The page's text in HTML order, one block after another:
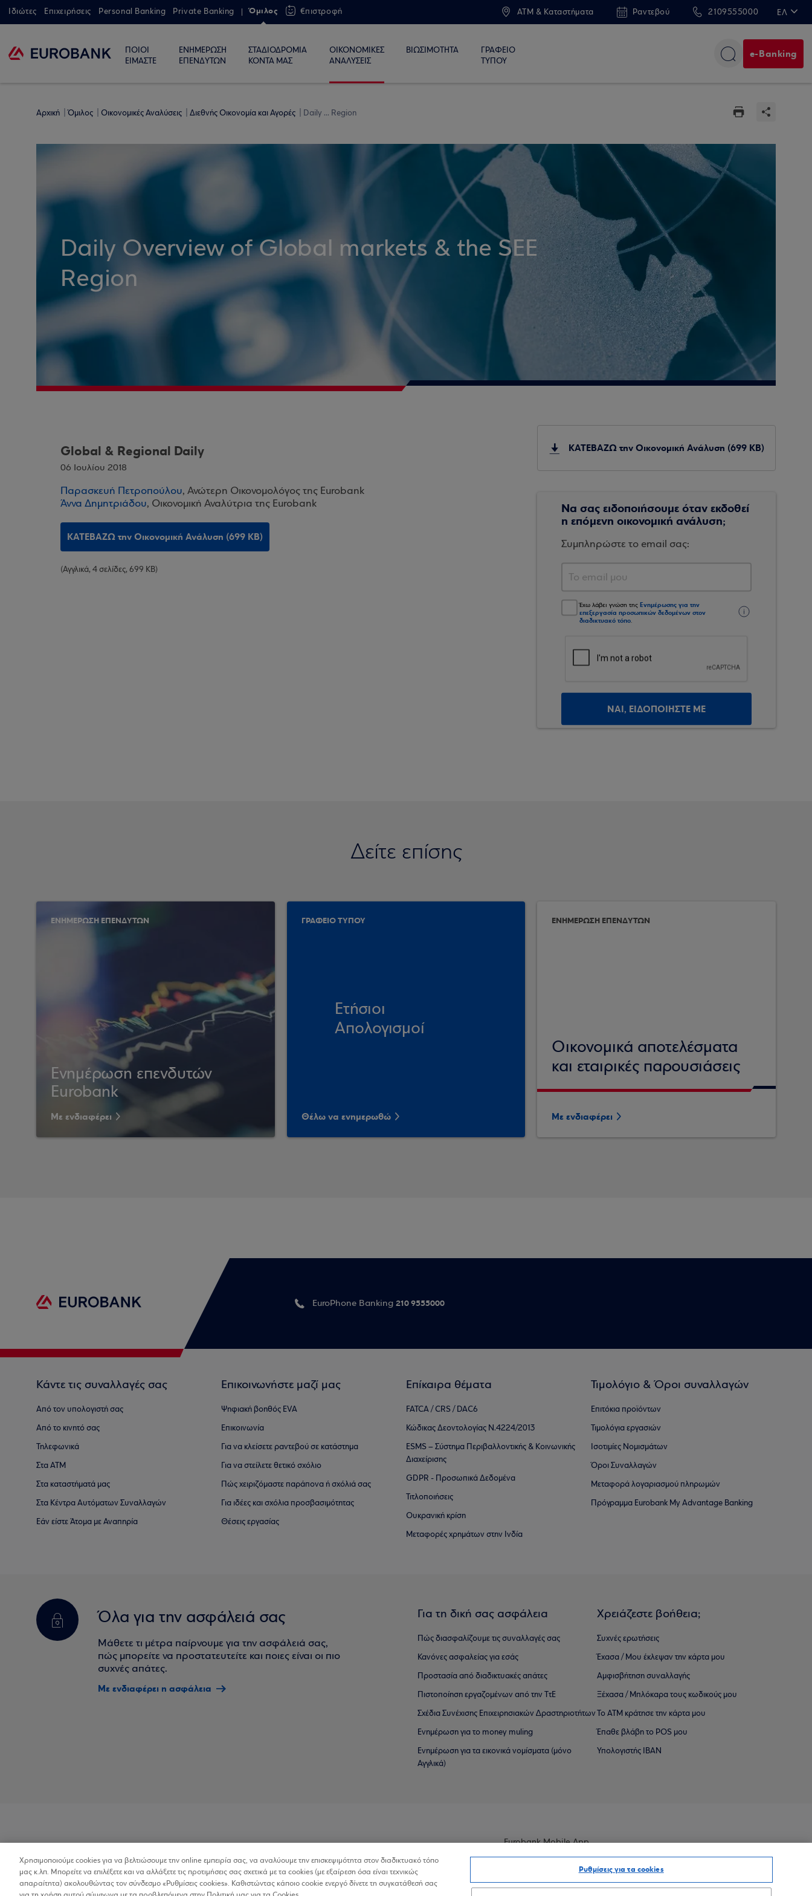
Ιδιώτες Επιχειρήσεις Personal Banking Private Banking Όμιλος €πιστροφή ATM & Καταστήματα Ραντεβού 2109555000 ΕΛ
ΠΟΙΟΙ
ΕΙΜΑΣΤΕ
ΕΝΗΜΕΡΩΣΗ
ΕΠΕΝΔΥΤΩΝ
ΣΤΑΔΙΟΔΡΟΜΙΑ
ΚΟΝΤΑ ΜΑΣ
ΟΙΚΟΝΟΜΙΚΕΣ
ΑΝΑΛΥΣΕΙΣ
ΒΙΩΣΙΜΟΤΗΤΑ
ΓΡΑΦΕΙΟ
ΤΥΠΟΥ
e-Banking
Αρχική Όμιλος Οικονομικές Αναλύσεις Διεθνής Οικονομία και Αγορές Daily ... Region
Daily Overview of Global markets & the SEE
Region
Global & Regional Daily
06 Ιουλίου 2018
Παρασκευή Πετροπούλου, Ανώτερη Οικονομολόγος της Eurobank
Άννα Δημητριάδου, Οικονομική Αναλύτρια της Eurobank
ΚΑΤΕΒΑΖΩ την Οικονομική Ανάλυση (699 KB)
(Αγγλικά, 4 σελίδες, 699 KB)
ΚΑΤΕΒΑΖΩ την Οικονομική Ανάλυση (699 KB)
Να σας ειδοποιήσουμε όταν εκδοθεί
η επόμενη οικονομική ανάλυση;
Συμπληρώστε το email σας:
Έχω λάβει γνώση της Ενημέρωσης για την
επεξεργασία προσωπικών δεδομένων στον
διαδικτυακό τόπο.
ΝΑΙ, ΕΙΔΟΠΟΙΗΣΤΕ ΜΕ
Δείτε επίσης
ΕΝΗΜΕΡΩΣΗ ΕΠΕΝΔΥΤΩΝ
Ενημέρωση επενδυτών
Eurobank
Με ενδιαφέρει
ΓΡΑΦΕΙΟ ΤΥΠΟΥ
Ετήσιοι
Απολογισμοί
Θέλω να ενημερωθώ
ΕΝΗΜΕΡΩΣΗ ΕΠΕΝΔΥΤΩΝ
Οικονομικά αποτελέσματα
και εταιρικές παρουσιάσεις
Με ενδιαφέρει
EuroPhone Banking 210 9555000
Κάντε τις συναλλαγές σας
Από τον υπολογιστή σας
Από το κινητό σας
Τηλεφωνικά
Στα ΑΤΜ
Στα καταστήματά μας
Στα Κέντρα Αυτόματων Συναλλαγών
Εάν είστε Άτομα με Αναπηρία
Επικοινωνήστε μαζί μας
Ψηφιακή βοηθός EVA
Επικοινωνία
Για να κλείσετε ραντεβού σε κατάστημα
Για να στείλετε θετικό σχόλιο
Πώς χειριζόμαστε παράπονα ή σχόλιά σας
Για ιδέες και σχόλια προσβασιμότητας
Θέσεις εργασίας
Επίκαιρα θέματα
FATCA / CRS / DAC6
Κώδικας Δεοντολογίας Ν.4224/2013
ESMS – Σύστημα Περιβαλλοντικής & Κοινωνικής
Διαχείρισης
GDPR - Προσωπικά Δεδομένα
Τιτλοποιήσεις
Ουκρανική κρίση
Μεταφορές χρημάτων στην Ινδία
Τιμολόγιο & Όροι συναλλαγών
Επιτόκια προϊόντων
Τιμολόγια εργασιών
Ισοτιμίες Νομισμάτων
Όροι Συναλλαγών
Μεταφορά λογαριασμού πληρωμών
Πρόγραμμα Eurobank My Advantage Banking
Όλα για την ασφάλειά σας
Μάθετε τι μέτρα παίρνουμε για την ασφάλειά σας,
πώς μπορείτε να προστατευτείτε και ποιες είναι οι πιο
συχνές απάτες.
Με ενδιαφέρει η ασφάλεια
Για τη δική σας ασφάλεια
Πώς διασφαλίζουμε τις συναλλαγές σας
Κανόνες ασφαλείας για εσάς
Προστασία από διαδικτυακές απάτες
Πιστοποίηση εργαζομένων από την ΤτΕ
Σχέδια Συνέχισης Επιχειρησιακών ∆ραστηριοτήτων
Ενημέρωση για το money muling
Ενημέρωση για τα εικονικά νομίσματα (μόνο
Αγγλικά)
Χρειάζεστε βοήθεια;
Συχνές ερωτήσεις
Έχασα / Μου έκλεψαν την κάρτα μου
Αμφισβήτηση συναλλαγής
Ξέχασα / Μπλόκαρα τους κωδικούς μου
Το ΑΤΜ κράτησε την κάρτα μου
Έπαθε βλάβη το POS μου
Υπολογιστής IBAN
Προσβασιμότητα
Eurobank Mobile App
Χρησιμοποιούμε cookies για να βελτιώσουμε την online εμπειρία σας, να αναλύουμε την επισκεψιμότητα στον διαδικτυακό τόπο
μας κ.λπ. Μπορείτε να επιλέξετε και να αλλάξετε τις προτιμήσεις σας σχετικά με τα cookies (με εξαίρεση όσα είναι τεχνικώς
απαραίτητα) ακολουθώντας τον σύνδεσμο «Ρυθμίσεις cookies». Καθιστώντας κάποιο cookie ενεργό δίνετε τη συγκατάθεσή σας
Ρυθμίσεις για τα cookies